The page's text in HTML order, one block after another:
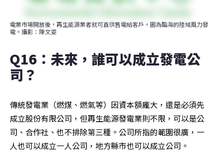
電業市場開放後，再生能源業者就可直供售電給客戶。圖為臨海的陸域風力發
電。攝影：陳文姿
Q16：未來，誰可以成立發電公
司？
傳統發電業（燃煤、燃氣等）因資本額龐大，還是必須先
成立股份有限公司，但再生能源發電業則不限，可以是公
司、合作社、也不排除第三種。公司所指的範圍很廣，一
人也可以成立一人公司，地方縣市也可以成立公司。